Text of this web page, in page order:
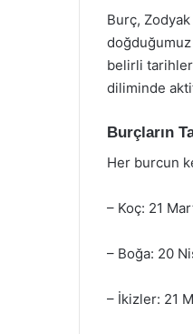
Burç,
belirli
diliminde
Burçların
Her burcun
– Koç: 21
– Boğa: 20
– İkizler: 21